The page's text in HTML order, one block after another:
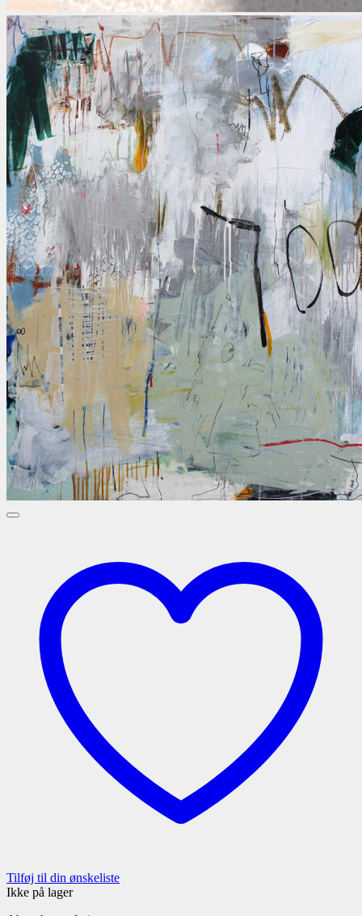
Tilføj til din ønskeliste
Ikke på lager